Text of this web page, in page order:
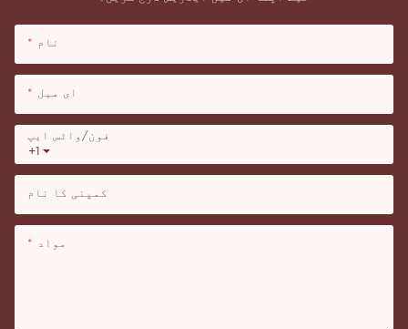
نام
ای میل
+1
فون/واٹس ایپ
کمپنی کا نام
مواد